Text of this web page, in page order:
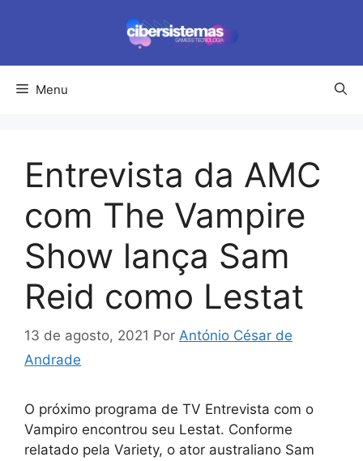
conteúdo
Menu
Entrevista da AMC
com The Vampire
Show lança Sam
Reid como Lestat
13 de agosto, 2021 Por António César de
Andrade
O próximo programa de TV Entrevista com o
Vampiro encontrou seu Lestat. Conforme
relatado pela Variety, o ator australiano Sam